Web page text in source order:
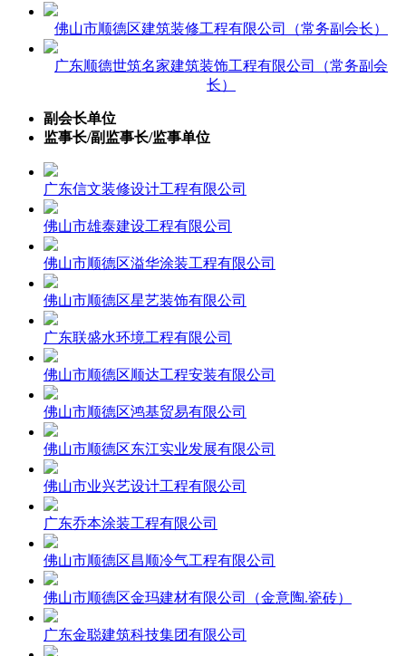
佛山市顺德区建筑装修工程有限公司（常务副会长）
广东顺德世筑名家建筑装饰工程有限公司（常务副会
长）
副会长单位
监事长/副监事长/监事单位
广东信文装修设计工程有限公司
佛山市雄泰建设工程有限公司
佛山市顺德区溢华涂装工程有限公司
佛山市顺德区星艺装饰有限公司
广东联盛水环境工程有限公司
佛山市顺德区顺达工程安装有限公司
佛山市顺德区鸿基贸易有限公司
佛山市顺德区东江实业发展有限公司
佛山市业兴艺设计工程有限公司
广东乔本涂装工程有限公司
佛山市顺德区昌顺冷气工程有限公司
佛山市顺德区金玛建材有限公司（金意陶.瓷砖）
广东金聪建筑科技集团有限公司